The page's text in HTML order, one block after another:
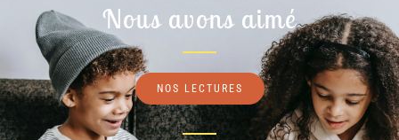
Nous avons aimé
NOS LECTURES